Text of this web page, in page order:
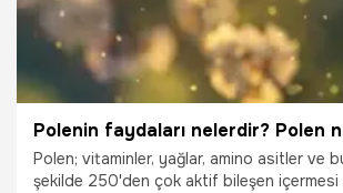
Polen; vitaminler, yağlar, amino asitler ve
şekilde 250'den çok aktif bileşen içermesi